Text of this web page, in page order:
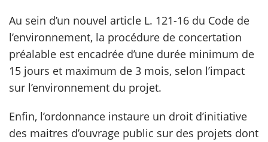
Au sein d’un nouvel article L. 121-16 du Code de
l’environnement, la procédure de concertation
préalable est encadrée d’une durée minimum de
15 jours et maximum de 3 mois, selon l’impact
sur l’environnement du projet.
Enfin, l’ordonnance instaure un droit d’initiative
des maitres d’ouvrage public sur des projets dont